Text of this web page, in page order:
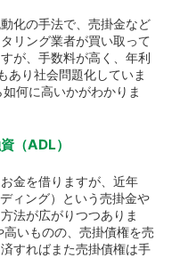
化の手法で、売掛金など
リング業者が買い取って
が、手数料が高く、年利
あり社会問題化していま
何に高いかがわかりま
（ADL）
金を借りますが、近年
ィング）という売掛金や
法が広がりつつありま
いものの、売掛債権を売
すればまた売掛債権は手